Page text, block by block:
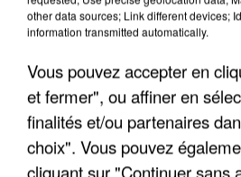
other data sources; Link different devices;
information transmitted automatically.
Vous pouvez accepter en
et fermer", ou affiner en
finalités et/ou partenaires
choix". Vous pouvez
cliquant sur "Continuer sans